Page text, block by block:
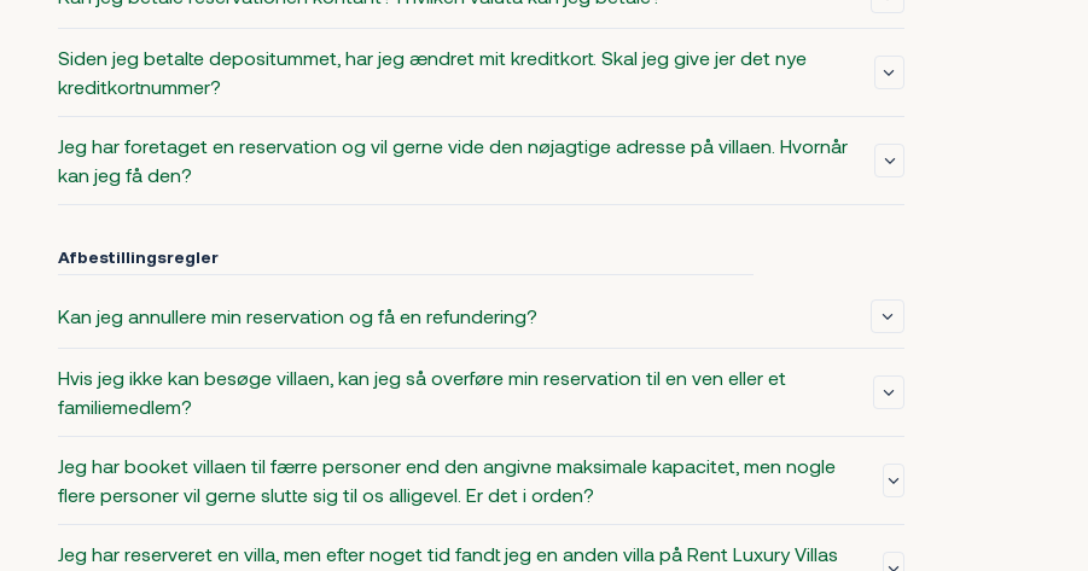
Siden jeg betalte depositummet, har jeg ændret mit kreditkort. Skal jeg give jer det nye
kreditkortnummer?
Jeg har foretaget en reservation og vil gerne vide den nøjagtige adresse på villaen. Hvornår
kan jeg få den?
Afbestillingsregler
Kan jeg annullere min reservation og få en refundering?
Hvis jeg ikke kan besøge villaen, kan jeg så overføre min reservation til en ven eller et
familiemedlem?
Jeg har booket villaen til færre personer end den angivne maksimale kapacitet, men nogle
flere personer vil gerne slutte sig til os alligevel. Er det i orden?
Jeg har reserveret en villa, men efter noget tid fandt jeg en anden villa på Rent Luxury Villas